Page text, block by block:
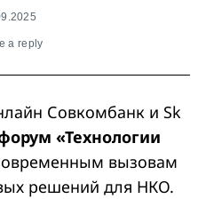
a reply
Совкомбанк и Sk
«Технологии
вызовам
решений для НКО.